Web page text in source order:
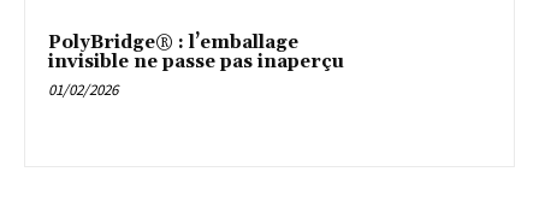
PolyBridge® : l’emballage
invisible ne passe pas inaperçu
01/02/2026